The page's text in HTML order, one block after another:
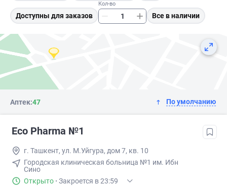
Доступны для заказов
Кол-во
Все в наличии
Аптек:47 По умолчанию
Eco Pharma №1
г. Ташкент, ул. М.Уйгура, дом 7, кв. 10
Городская клиническая больница №1 им. Ибн
Сино
Открыто · Закроется в 23:59